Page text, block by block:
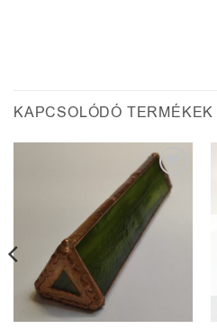
KAPCSOLÓDÓ TERMÉKEK
Kedvencekhez